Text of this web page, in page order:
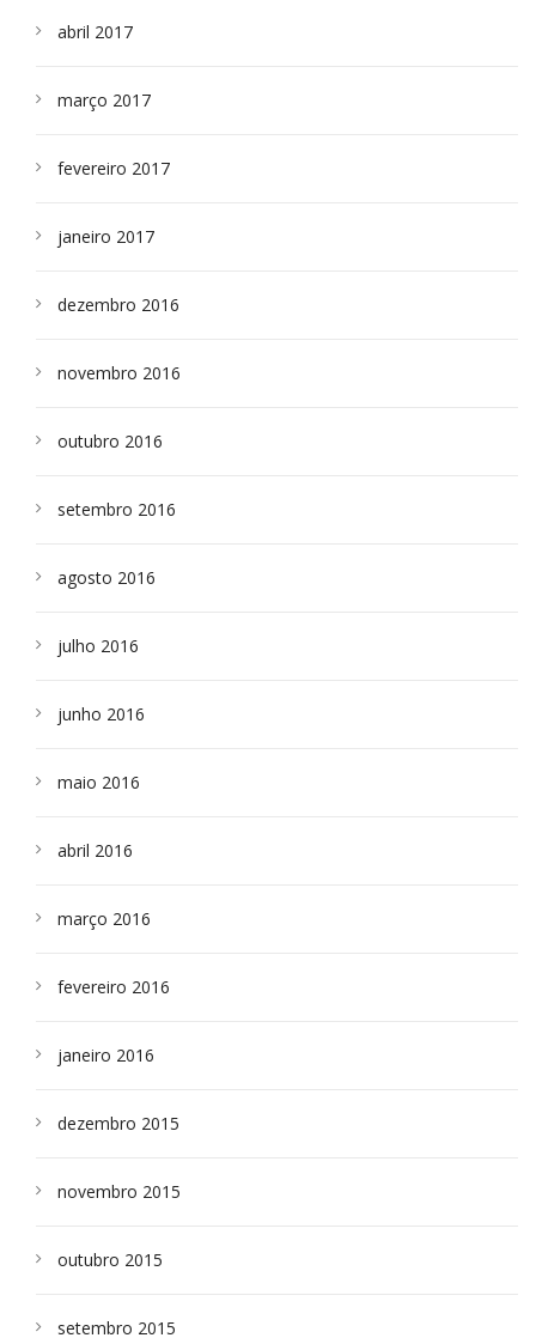
abril 2017
março 2017
fevereiro 2017
janeiro 2017
dezembro 2016
novembro 2016
outubro 2016
setembro 2016
agosto 2016
julho 2016
junho 2016
maio 2016
abril 2016
março 2016
fevereiro 2016
janeiro 2016
dezembro 2015
novembro 2015
outubro 2015
setembro 2015